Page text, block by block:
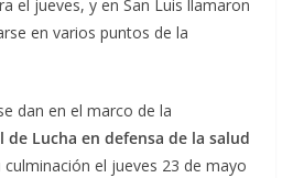
el jueves, y en San Luis llamaron
en varios puntos de la
dan en el marco de la
de Lucha en defensa de la salud
culminación el jueves 23 de mayo